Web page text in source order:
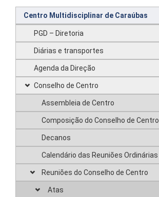
Centro Multidisciplinar de Caraúbas
PGD – Diretoria
Diárias e transportes
Agenda da Direção
Conselho de Centro
Assembleia de Centro
Composição do Conselho de Centro
Decanos
Calendário das Reuniões Ordinárias
Reuniões do Conselho de Centro
Atas